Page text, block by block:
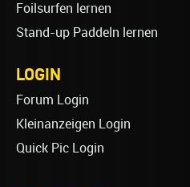
Foilsurfen lernen
Stand-up Paddeln lernen
LOGIN
Forum Login
Kleinanzeigen Login
Quick Pic Login